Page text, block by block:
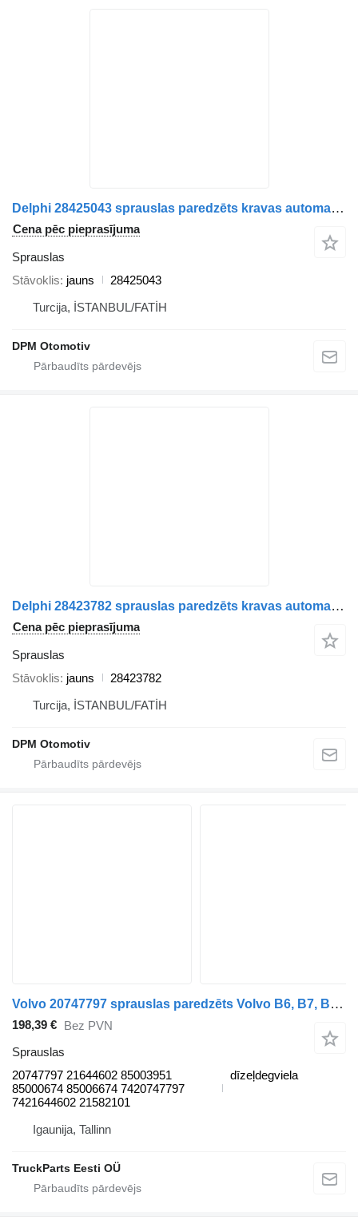
Delphi 28425043 sprauslas paredzēts kravas automašīnas
Cena pēc pieprasījuma
Sprauslas
Stāvoklis jauns
28425043
Turcija, İSTANBUL/FATİH
DPM Otomotiv
Delphi 28423782 sprauslas paredzēts kravas automašīnas
Cena pēc pieprasījuma
Sprauslas
Stāvoklis jauns
28423782
Turcija, İSTANBUL/FATİH
DPM Otomotiv
Volvo 20747797 sprauslas paredzēts Volvo B6, B7, B9, B10, B12 bus (1978-2011) autobusa
198,39 € Bez PVN
Sprauslas
20747797 21644602 85003951
85000674 85006674 7420747797
7421644602 21582101
dīzeļdegviela
Igaunija, Tallinn
TruckParts Eesti OÜ